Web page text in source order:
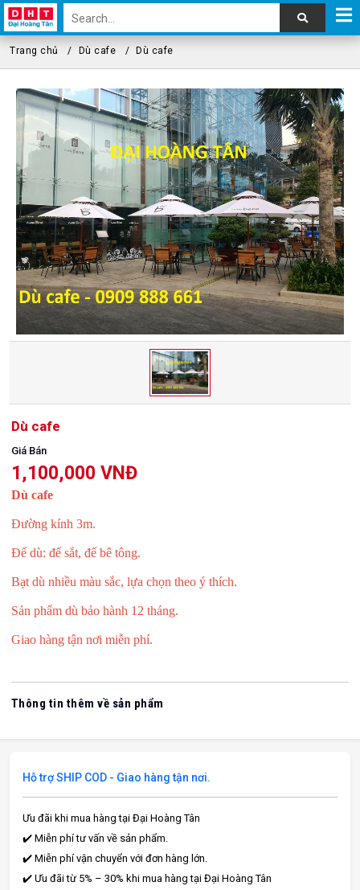
Trang chủ Dù cafe Dù cafe
Dù cafe
Giá Bán
1,100,000 VNĐ
Dù cafe
Đường kính 3m.
Đế dù: đế sắt, đế bê tông.
Bạt dù nhiều màu sắc, lựa chọn theo ý thích.
Sản phẩm dù bảo hành 12 tháng.
Giao hàng tận nơi miễn phí.
Thông tin thêm về sản phẩm
Hỗ trợ SHIP COD - Giao hàng tận nơi.
Ưu đãi khi mua hàng tại Đại Hoàng Tân
✔️ Miễn phí tư vấn về sản phẩm.
✔️ Miễn phí vận chuyển với đơn hàng lớn.
✔️ Ưu đãi từ 5% – 30% khi mua hàng tại Đại Hoàng Tân